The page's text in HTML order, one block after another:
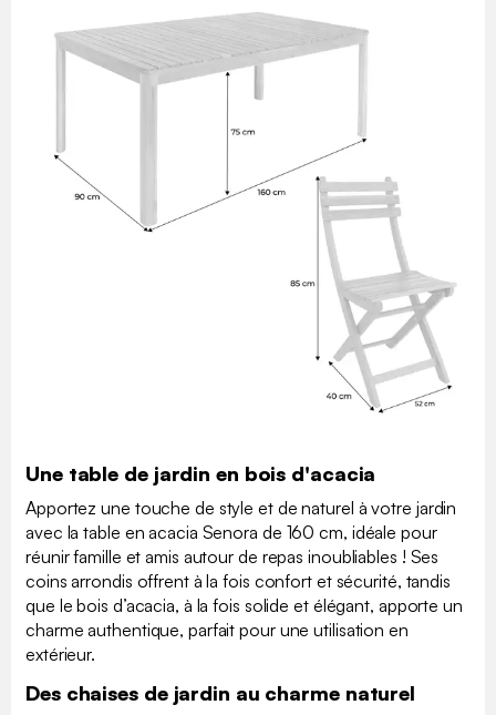
Une table de jardin en bois d'acacia
Apportez une touche de style et de naturel à votre jardin
avec la table en acacia Senora de 160 cm, idéale pour
réunir famille et amis autour de repas inoubliables ! Ses
coins arrondis offrent à la fois confort et sécurité, tandis
que le bois d’acacia, à la fois solide et élégant, apporte un
charme authentique, parfait pour une utilisation en
extérieur.
Des chaises de jardin au charme naturel